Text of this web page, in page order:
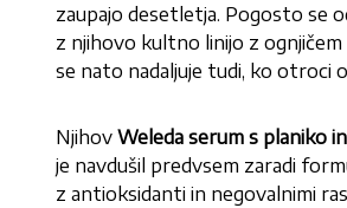
zaupajo desetletja. Pogosto se
z njihovo kultno linijo z ognjičem
se nato nadaljuje tudi, ko otroci
NjihovWeleda serum s planiko
je navdušil predvsem zaradi
z antioksidanti in negovalnimi